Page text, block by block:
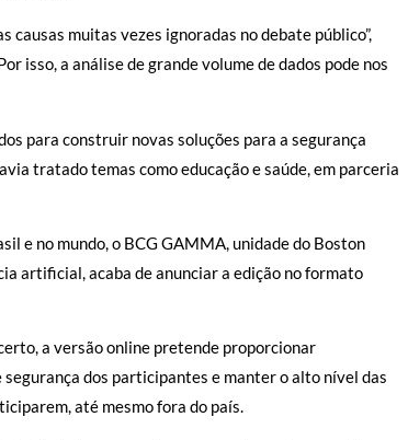
muitas vezes ignoradas no debate público”,
isso, a análise de grande volume de dados pode nos
para construir novas soluções para a segurança
tratado temas como educação e saúde, em parceria
e no mundo, o BCG GAMMA, unidade do Boston
artificial, acaba de anunciar a edição no formato
a versão online pretende proporcionar
dos participantes e manter o alto nível das
até mesmo fora do país.